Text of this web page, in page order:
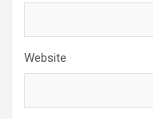
Website